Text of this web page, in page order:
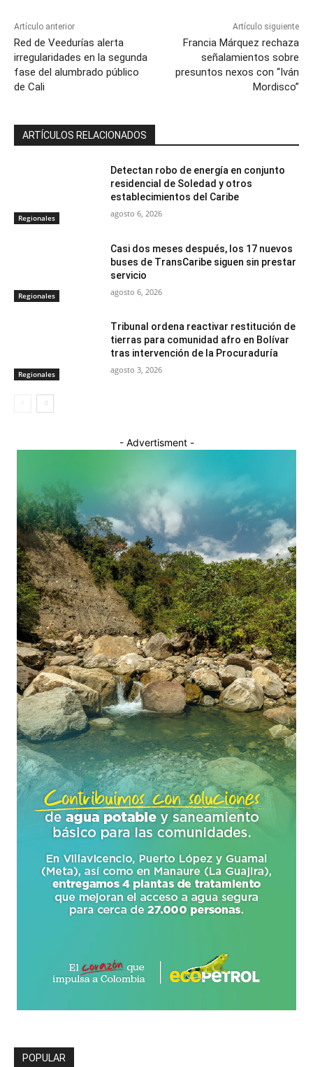
Artículo anterior
Red de Veedurías alerta
irregularidades en la segunda
fase del alumbrado público
de Cali
Artículo siguiente
Francia Márquez rechaza
señalamientos sobre
presuntos nexos con “Iván
Mordisco”
ARTÍCULOS RELACIONADOS
Regionales
Detectan robo de energía en conjunto
residencial de Soledad y otros
establecimientos del Caribe
agosto 6, 2026
Regionales
Casi dos meses después, los 17 nuevos
buses de TransCaribe siguen sin prestar
servicio
agosto 6, 2026
Regionales
Tribunal ordena reactivar restitución de
tierras para comunidad afro en Bolívar
tras intervención de la Procuraduría
agosto 3, 2026
- Advertisment -
POPULAR